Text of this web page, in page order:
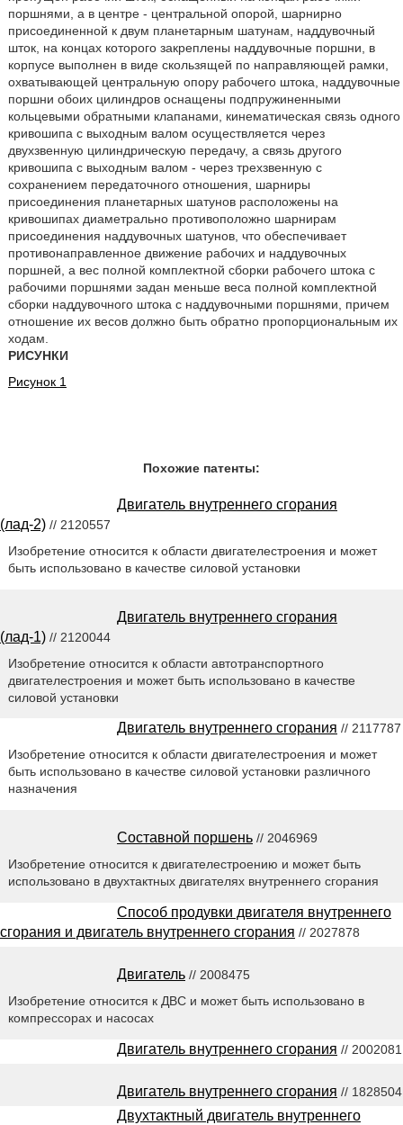
поршнями, а в центре - центральной опорой, шарнирно
присоединенной к двум планетарным шатунам, наддувочный
шток, на концах которого закреплены наддувочные поршни, в
корпусе выполнен в виде скользящей по направляющей рамки,
охватывающей центральную опору рабочего штока, наддувочные
поршни обоих цилиндров оснащены подпружиненными
кольцевыми обратными клапанами, кинематическая связь одного
кривошипа с выходным валом осуществляется через
двухзвенную цилиндрическую передачу, а связь другого
кривошипа с выходным валом - через трехзвенную с
сохранением передаточного отношения, шарниры
присоединения планетарных шатунов расположены на
кривошипах диаметрально противоположно шарнирам
присоединения наддувочных шатунов, что обеспечивает
противонаправленное движение рабочих и наддувочных
поршней, а вес полной комплектной сборки рабочего штока с
рабочими поршнями задан меньше веса полной комплектной
сборки наддувочного штока с наддувочными поршнями, причем
отношение их весов должно быть обратно пропорциональным их
ходам.
РИСУНКИ
Рисунок 1
Похожие патенты:
Двигатель внутреннего сгорания
(лад-2) // 2120557
Изобретение относится к области двигателестроения и может
быть использовано в качестве силовой установки
Двигатель внутреннего сгорания
(лад-1) // 2120044
Изобретение относится к области автотранспортного
двигателестроения и может быть использовано в качестве
силовой установки
Двигатель внутреннего сгорания // 2117787
Изобретение относится к области двигателестроения и может
быть использовано в качестве силовой установки различного
назначения
Составной поршень // 2046969
Изобретение относится к двигателестроению и может быть
использовано в двухтактных двигателях внутреннего сгорания
Способ продувки двигателя внутреннего
сгорания и двигатель внутреннего сгорания // 2027878
Двигатель // 2008475
Изобретение относится к ДВС и может быть использовано в
компрессорах и насосах
Двигатель внутреннего сгорания // 2002081
Двигатель внутреннего сгорания // 1828504
Двухтактный двигатель внутреннего